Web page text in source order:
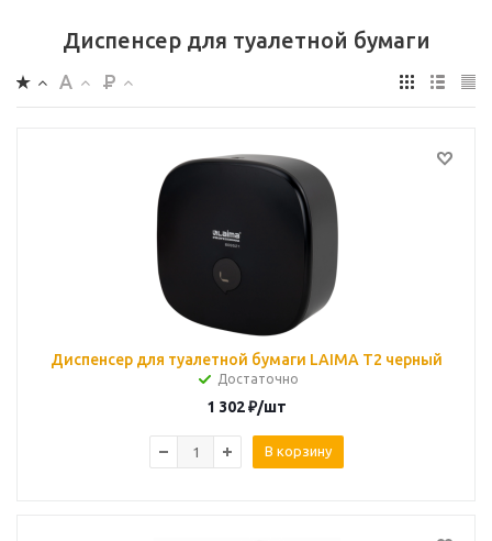
Диспенсер для туалетной бумаги
Диспенсер для туалетной бумаги LAIMA T2 черный
Достаточно
1 302₽/шт
В корзину